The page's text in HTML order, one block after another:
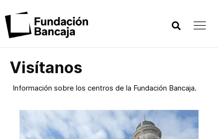
Visítanos
Información sobre los centros de la Fundación Bancaja.